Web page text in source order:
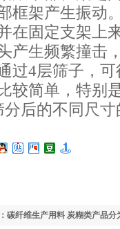
框架产生振动
在固定支架上
产生频繁撞击
过4层筛子，
较简单，特别
后的不同尺寸
碳纤维生产用料 炭糊类产品分